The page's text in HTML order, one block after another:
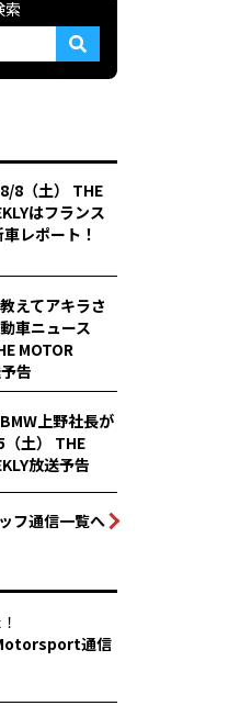
索
8（土） THE
はフランス
レポート！
えてアキラさ
車ニュース
MOTOR
告
上野社長が
土） THE
放送予告
フ通信一覧へ
通信